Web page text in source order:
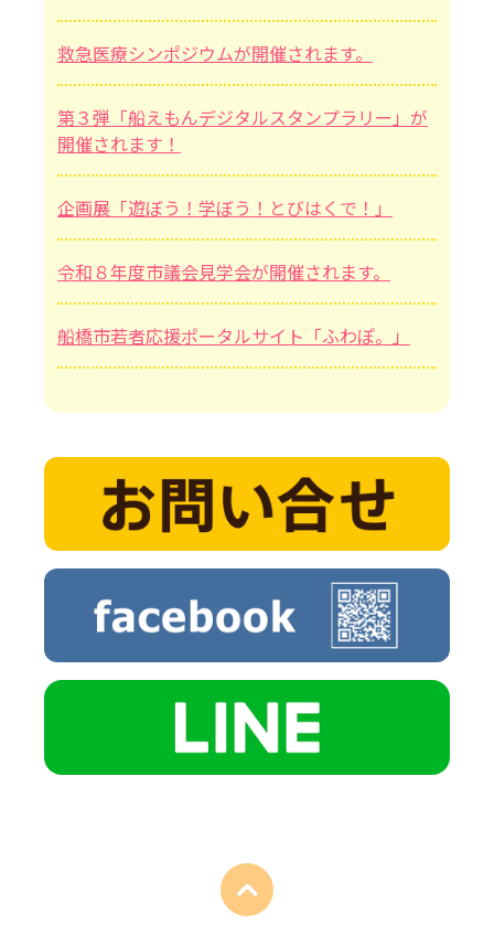
救急医療シンポジウムが開催されます。
第３弾「船えもんデジタルスタンプラリー」が
開催されます！
企画展「遊ぼう！学ぼう！とびはくで！」
令和８年度市議会見学会が開催されます。
船橋市若者応援ポータルサイト「ふわぽ。」